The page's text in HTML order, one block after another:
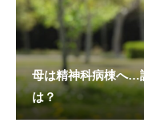
母は精神科病棟へ…
は？